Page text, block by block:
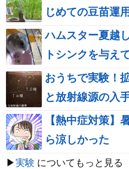
じめての豆苗運用
ハムスター夏越
トシンクを与え
おうちで実験！
と放射線源の入手
【熱中症対策】
ら涼しかった
▶実験 についてもっと見る